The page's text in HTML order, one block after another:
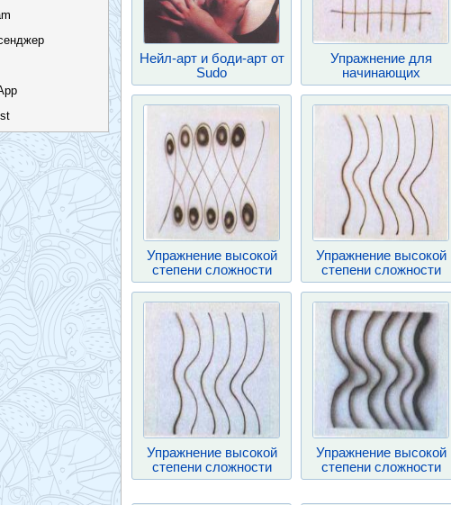
Нейл-арт и боди-арт от
Sudo
Упражнение для
начинающих
Упражнение высокой
степени сложности
Упражнение высокой
степени сложности
Упражнение высокой
степени сложности
Упражнение высокой
степени сложности